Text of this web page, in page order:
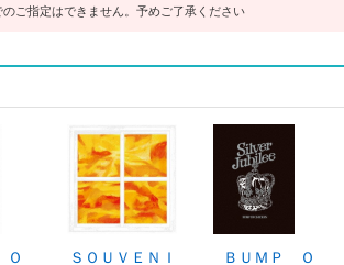
ご指定はできません。予めご了承ください
なないろ（初回
なないろＢＵＭ